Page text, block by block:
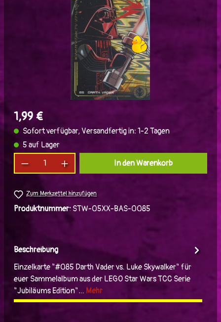
1,99 €
Sofort verfügbar, Versandfertig in: 1-2 Tagen
5 auf Lager
Produkt Anzahl: Gib den gewünschten Wert
In den Warenkorb
Zum Merkzettel hinzufügen
Produktnummer: STW-05XX-BAS-0085
Beschreibung
Einzelkarte "#085 Darth Vader vs. Luke Skywalker" für
euer Sammelalbum aus der LEGO Star Wars TCC Serie
"Jubiläums Edition"… Mehr